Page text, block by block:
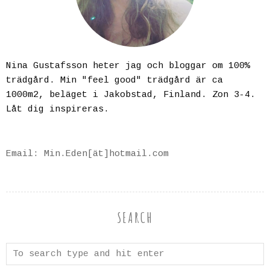
Nina Gustafsson heter jag och bloggar om 100%
trädgård. Min "feel good" trädgård är ca
1000m2, beläget i Jakobstad, Finland. Zon 3-4.
Låt dig inspireras.
Email: Min.Eden[ät]hotmail.com
SEARCH